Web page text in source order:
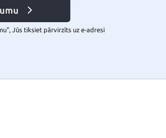
Jūs tiksiet pārvirzīts uz e-adresi